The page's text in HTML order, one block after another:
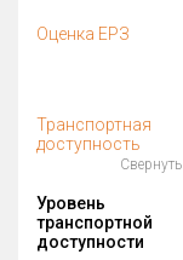
Оценка ЕРЗ
Транспортная
доступность
Свернуть
Уровень
транспортной
доступности